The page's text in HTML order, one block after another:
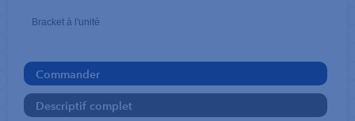
Bracket à l'unité
Commander
Descriptif complet